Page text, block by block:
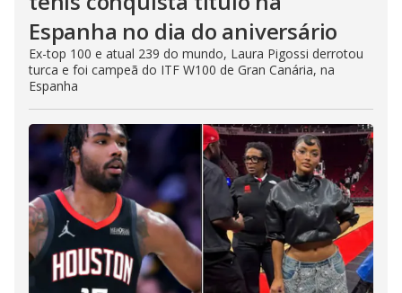
Espanha no dia do aniversário
Ex-top 100 e atual 239 do mundo, Laura Pigossi derrotou
turca e foi campeã do ITF W100 de Gran Canária, na
Espanha